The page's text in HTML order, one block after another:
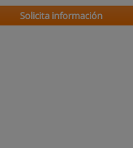
Solicita información